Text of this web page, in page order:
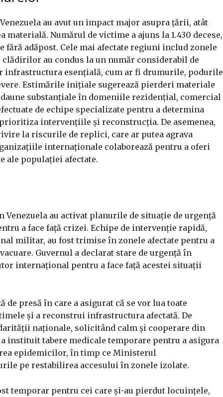
au avut un impact major asupra țării, atât
Numărul de victime a ajuns la 1.430 decese,
adăpost. Cele mai afectate regiuni includ zonele
au condus la un număr considerabil de
infrastructura esențială, cum ar fi drumurile, podurile
Estimările inițiale sugerează pierderi materiale
substanțiale în domeniile rezidențial, comercial
de echipe specializate pentru a determina
intervențiile și reconstrucția. De asemenea,
la riscurile de replici, care ar putea agrava
internaționale colaborează pentru a oferi
ale populației afectate.
au activat planurile de situație de urgență
a face față crizei. Echipe de intervenție rapidă,
militar, au fost trimise în zonele afectate pentru a
Guvernul a declarat stare de urgență în
internațional pentru a face față acestei situații
presă în care a asigurat că se vor lua toate
și a reconstrui infrastructura afectată. De
naționale, solicitând calm și cooperare din
instituit tabere medicale temporare pentru a asigura
epidemicilor, în timp ce Ministerul
pe restabilirea accesului în zonele izolate.
temporar pentru cei care și-au pierdut locuințele,